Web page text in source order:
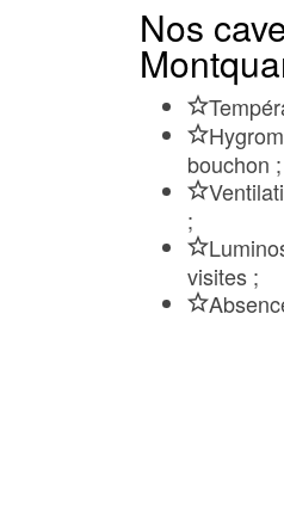
Nos
bouchon ;
;
visites ;